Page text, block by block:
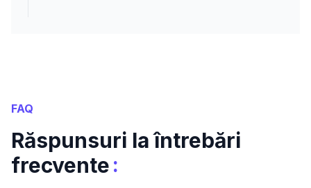
FAQ
Răspunsuri la întrebări
frecvente: